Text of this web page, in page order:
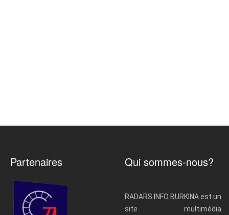
Partenaires Qui sommes-nous?
RADARS INFO BURKINA est un
site multimédia